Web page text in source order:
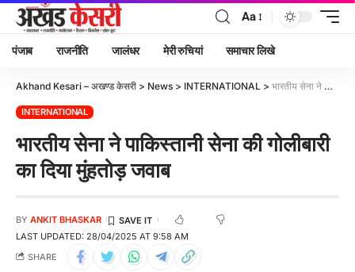
Aa
पंजाब राजनीति जालंधर मेरी रुचियां समाचार लिखे
Akhand Kesari – अखण्ड केसरी > News > INTERNATIONAL > भारतीय सेना ने पाकिस्तानी सेना की गोलीबारी का दिया मुंहतोड़ जवाब
INTERNATIONAL
भारतीय सेना ने पाकिस्तानी सेना की गोलीबारी
का दिया मुंहतोड़ जवाब
LAST UPDATED: 28/04/2025 AT 9:58 AM
BY ANKIT BHASKAR
SHARE